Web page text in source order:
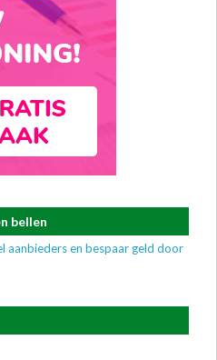
bellen
aanbieders en bespaar geld door